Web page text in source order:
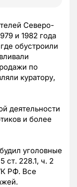
Северо-
и 1982 года
обустроили
по
куратору,
деятельности
и более
уголовные
ст. 228.1, ч. 2
РФ. Все